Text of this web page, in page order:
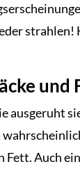
und
ausgeruht
Auch